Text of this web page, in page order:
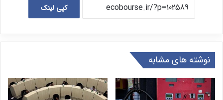
کپی لینک
نوشته های مشابه